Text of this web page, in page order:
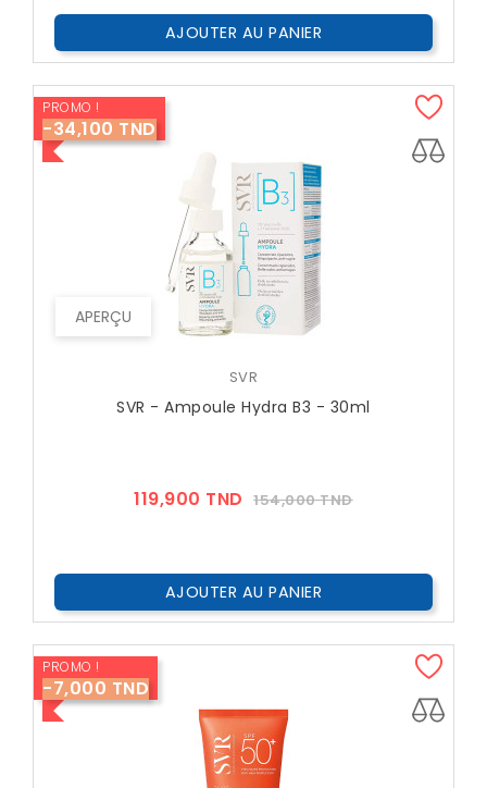
AJOUTER AU PANIER
APERÇU
PROMO !
-34,100 TND
SVR
SVR - Ampoule Hydra B3 - 30ml
119,900 TND Prix
154,000 TNDPrix
AJOUTER AU PANIER
PROMO !
-7,000 TND